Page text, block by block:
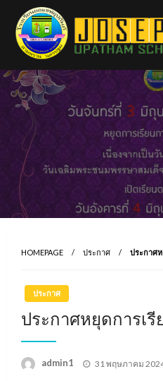
content
HOMEPAGE ประกาศ ประกาศ
ประกาศ
ประกาศหยุดการเ
admin1
Posted
31 พฤษภาคม